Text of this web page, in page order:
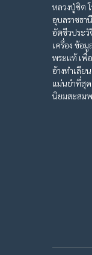
หลวงปู่ชิต
อุบลราชธา
อัตชีวประวั
เครื่อง ข้อ
พระแท้ เพื่
อ้างทำเลีย
แม่นยำที่สุ
นิยมสะสมพ